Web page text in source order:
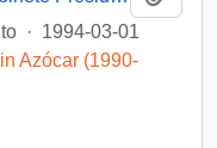
· 1994-03-01
Azócar (1990-